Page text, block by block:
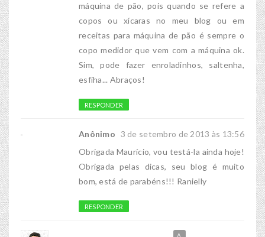
máquina de pão, pois quando se refere a
copos ou xícaras no meu blog ou em
receitas para máquina de pão é sempre o
copo medidor que vem com a máquina ok.
Sim, pode fazer enroladinhos, saltenha,
esfiha... Abraços!
RESPONDER
Anônimo 3 de setembro de 2013 às 13:56
Obrigada Maurício, vou testá-la ainda hoje!
Obrigada pelas dicas, seu blog é muito
bom, está de parabéns!!! Ranielly
RESPONDER